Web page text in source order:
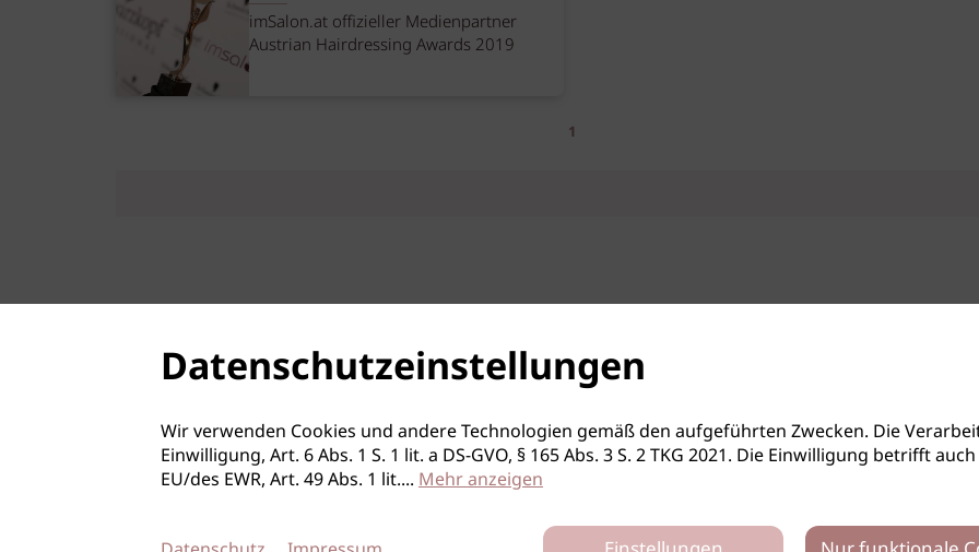
imSalon.at offizieller Medienpartner
Austrian Hairdressing Awards 2019
1
Datenschutzeinstellungen
Wir verwenden Cookies und andere Technologien gemäß den aufgeführten Zwecken. Die
Einwilligung, Art. 6 Abs. 1 S. 1 lit. a DS-GVO, § 165 Abs. 3 S. 2 TKG 2021. Die Einwilligung betrifft
EU/des EWR, Art. 49 Abs. 1 lit.... Mehr anzeigen